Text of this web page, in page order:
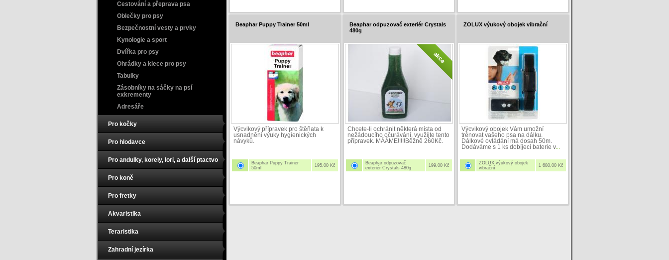
Beaphar Puppy Trainer 50ml
Výcvikový přípravek pro štěňata k
usnadnění výuky hygienických
návyků.
Beaphar Puppy Trainer
50ml
195,00 Kč
Beaphar odpuzovač exteriér Crystals
480g
Chcete-li ochránit některá místa od
nežádoucího očurávání, využijte tento
přípravek. MÁÁME!!!!!Běžně 260Kč.
Beaphar odpuzovač
exteriér Crystals 480g
199,00 Kč
ZOLUX výukový obojek vibrační
Výcvikový obojek Vám umožní
trénovat vašeho psa na dálku.
Dálkové ovládání má dosah 50m.
Dodáváme s 1 ks dobíjecí baterie v...
ZOLUX výukový obojek
vibrační
1 680,00 Kč
Cestování a přeprava psa
Oblečky pro psy
Bezpečnostní vesty a prvky
Kynologie a sport
Dvířka pro psy
Ohrádky a klece pro psy
Tabulky
Zásobníky na sáčky na psí
exkrementy
Adresáře
Pro kočky
Pro hlodavce
Pro andulky, korely, lori, a další ptactvo
Pro koně
Pro fretky
Akvaristika
Teraristika
Zahradní jezírka